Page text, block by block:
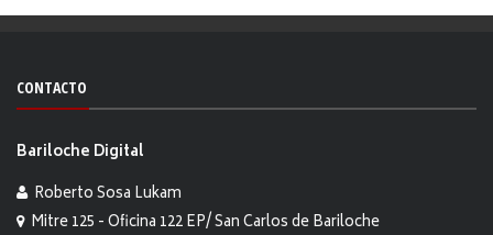
CONTACTO
Bariloche Digital
Roberto Sosa Lukam
Mitre 125 - Oficina 122 EP/ San Carlos de Bariloche